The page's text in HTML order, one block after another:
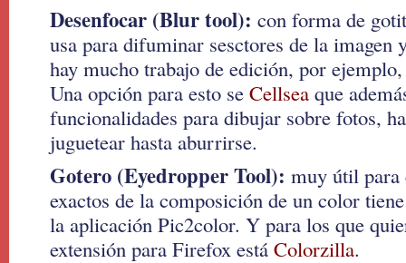
Desenfocar (Blur tool): con forma de
usa para difuminar sesctores de la imagen
hay mucho trabajo de edición, por
Una opción para esto se Cellsea que
funcionalidades para dibujar sobre fotos,
juguetear hasta aburrirse.
Gotero (Eyedropper Tool): muy útil para
exactos de la composición de un color
la aplicación Pic2color. Y para los que
extensión para Firefox está Colorzilla.